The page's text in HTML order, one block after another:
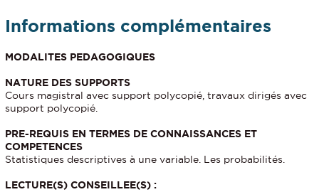
Informations complémentaires
MODALITES PEDAGOGIQUES
NATURE DES SUPPORTS
Cours magistral avec support polycopié, travaux dirigés avec
support polycopié.
PRE-REQUIS EN TERMES DE CONNAISSANCES ET
COMPETENCES
Statistiques descriptives à une variable. Les probabilités.
LECTURE(S) CONSEILLEE(S) :